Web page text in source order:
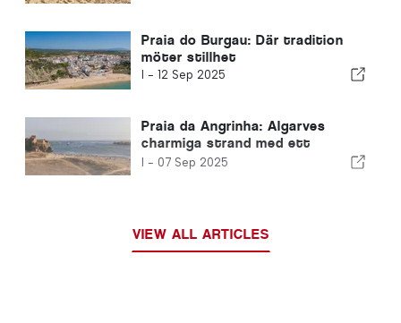
Praia do Burgau: Där tradition
möter stillhet
I - 12 Sep 2025
Praia da Angrinha: Algarves
charmiga strand med ett
historiskt slott
I - 07 Sep 2025
VIEW ALL ARTICLES